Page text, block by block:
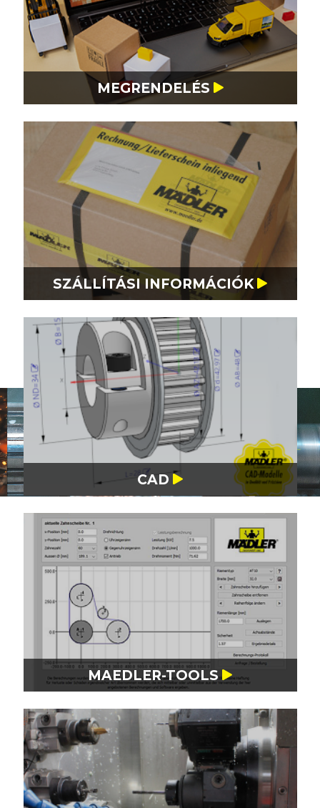
CSÚCSMINŐSÉG,
MEGBÍZHATÓSÁG,
PONTOSSÁG 2
MEGRENDELÉS
SZÁLLÍTÁSI INFORMÁCIÓK
CAD
MAEDLER-TOOLS